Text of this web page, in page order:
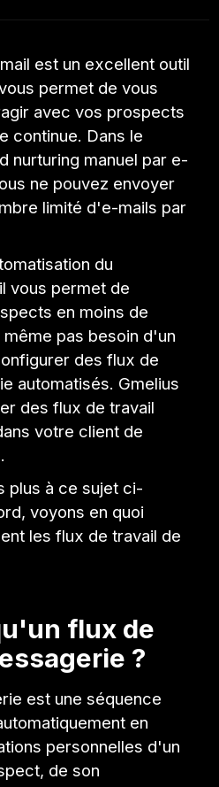
est un excellent outil
permet de vous
avec vos prospects
continue. Dans le
nurturing manuel par e-
ne pouvez envoyer
limité d'e-mails par
du
vous permet de
en moins de
pas besoin d'un
des flux de
automatisés. Gmelius
des flux de travail
votre client de
plus à ce sujet ci-
voyons en quoi
les flux de travail de
flux de
?
est une séquence
en
personnelles d'un
de son